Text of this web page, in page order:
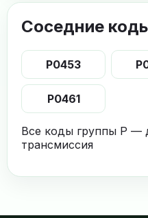
Соседние
P0453
P0461
Все коды группы P —
трансмиссия